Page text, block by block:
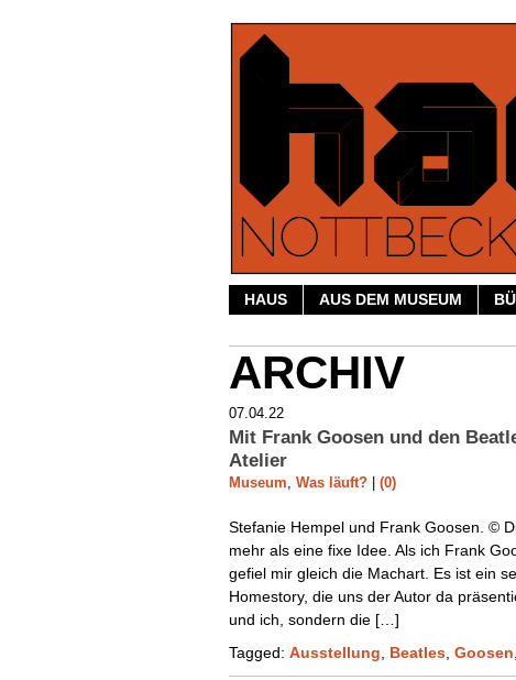
HAUS AUS DEM MUSEUM
ARCHIV
07.04.22
Mit Frank Goosen und den
Atelier
Museum, Was läuft? (0)
Stefanie Hempel und Frank Goosen. ©
mehr als eine fixe Idee. Als ich Frank
gefiel mir gleich die Machart. Es ist ein
Homestory, die uns der Autor da
und ich, sondern die […]
Tagged: Ausstellung Beatles Goosen